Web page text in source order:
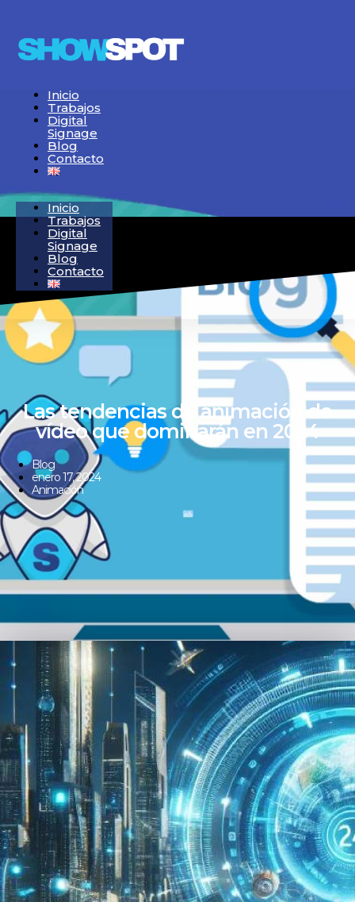
Inicio
Trabajos
Digital
Signage
Blog
Contacto
Inicio
Trabajos
Digital
Signage
Blog
Contacto
Las tendencias de animación de
vídeo que dominarán en 2024
Blog
enero 17, 2024
Animación